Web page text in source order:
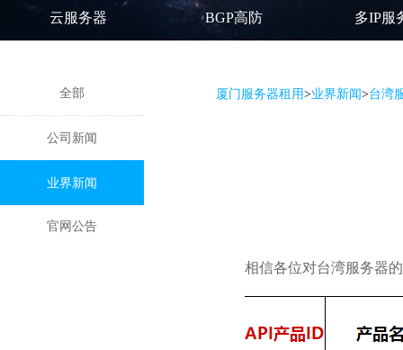
云服务器 BGP高防 多IP服
全部
公司新闻
业界新闻
官网公告
厦门服务器租用>业界新闻>台湾
相信各位对台湾服务器